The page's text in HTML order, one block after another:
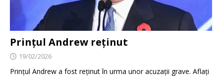
Prințul Andrew reținut
19/02/2026
Prințul Andrew a fost reținut în urma unor acuzații grave. Aflați